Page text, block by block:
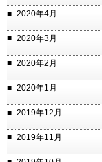
2020年4月
2020年3月
2020年2月
2020年1月
2019年12月
2019年11月